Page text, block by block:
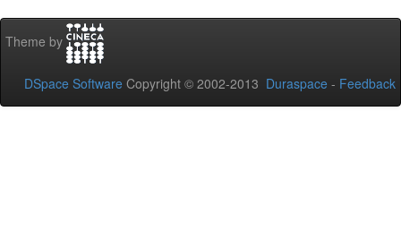
Theme by
DSpace Software Copyright © 2002-2013 Duraspace - Feedback